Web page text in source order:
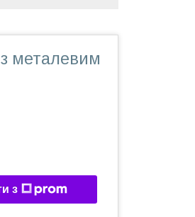
металевим
з